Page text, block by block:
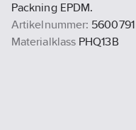
Packning EPDM.
Artikelnummer: 5600791
Materialklass PHQ13B